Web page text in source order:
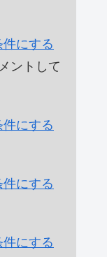
にする
ントして
にする
にする
にする